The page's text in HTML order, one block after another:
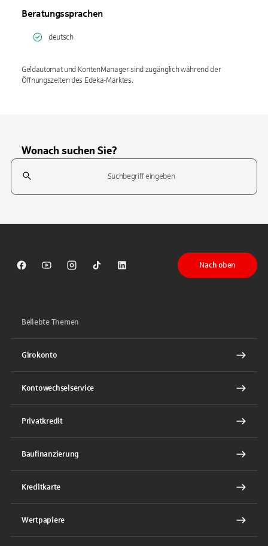
Beratungssprachen
deutsch
Geldautomat und KontenManager sind zugänglich während der
Öffnungszeiten des Edeka-Marktes.
Wonach suchen Sie?
Suchfeld
Sparkasse auf Facebook
Sparkasse auf Youtube
Sparkasse auf Instagram
Sparkasse auf TikTok
Sparkasse auf LinkedIn
Nach oben
Beliebte Themen
Girokonto
Kontowechselservice
Privatkredit
Baufinanzierung
Kreditkarte
Wertpapiere